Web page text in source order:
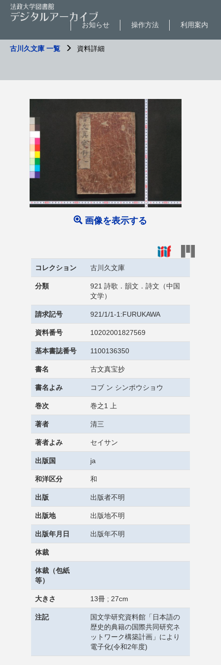
利用案内
操作方法
お知らせ
古川久文庫 一覧 資料詳細
画像を表示する
コレクション 古川久文庫
分類
921 詩歌．韻文．詩文（中国
文学）
請求記号 921/1/1-1:FURUKAWA
資料番号 10202001827569
基本書誌番号 1100136350
書名 古文真宝抄
書名よみ コブ ン シンポウショウ
巻次 巻之1 上
著者 清三
著者よみ セイサン
出版国 ja
和洋区分 和
出版 出版者不明
出版地 出版地不明
出版年月日 出版年不明
体裁
体裁（包紙
等）
大きさ 13冊 ; 27cm
注記
国文学研究資料館「日本語の
歴史的典籍の国際共同研究ネ
ットワーク構築計画」により
電子化(令和2年度)